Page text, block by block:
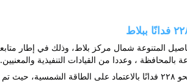
، وعددا من القيادات التنفيذية والمعنيين.